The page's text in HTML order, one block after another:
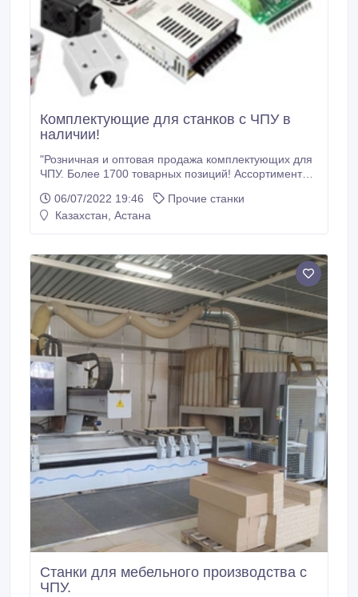
Комплектующие для станков с ЧПУ в
наличии!
"Розничная и оптовая продажа комплектующих для
ЧПУ. Более 1700 товарных позиций! Ассортимент
оборудование конкретно под ваши задачи. В
наличии имеются готовые наборы для сборки
06/07/2022 19:46
Прочие станки
Казахстан, Астана
Станки для мебельного производства с
ЧПУ.